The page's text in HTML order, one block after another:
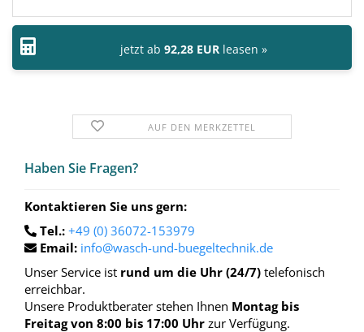
jetzt ab 92,28 EUR leasen »
AUF DEN MERKZETTEL
Haben Sie Fra­gen?
Kontaktieren Sie uns gern:
Tel.: +49 (0) 36072-153979
Email: info@wasch-und-buegeltechnik.de
Unser Service ist rund um die Uhr (24/7) telefonisch
erreichbar.
Unsere Produktberater stehen Ihnen Montag bis
Freitag von 8:00 bis 17:00 Uhr zur Verfügung.